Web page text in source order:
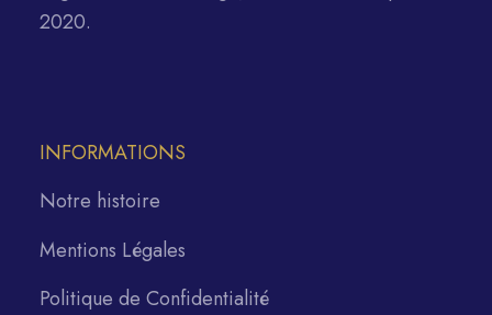
2020.
INFORMATIONS
Notre histoire
Mentions Légales
Politique de Confidentialité